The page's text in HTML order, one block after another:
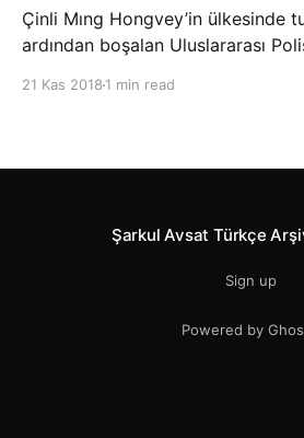
Çinli Mıng Hongvey’in ülkesinde
ardından boşalan Uluslararası
21 Kas 2018 1 min read
Şarkul Avsat Türkçe
Sign up
Powered by